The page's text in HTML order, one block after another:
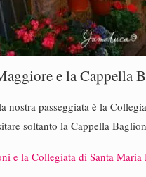
e la Cappella
nostra passeggiata è la
soltanto la Cappella
e la Collegiata di Santa Maria